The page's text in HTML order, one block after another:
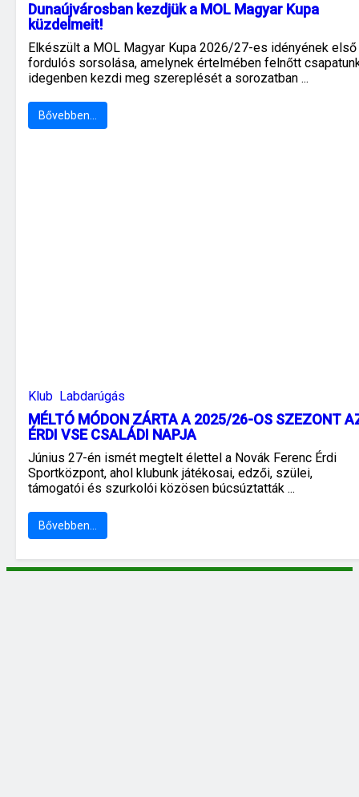
Dunaújvárosban kezdjük a MOL Magyar Kupa
küzdelmeit!
Elkészült a MOL Magyar Kupa 2026/27-es idényének első
fordulós sorsolása, amelynek értelmében felnőtt
idegenben kezdi meg szereplését a sorozatban ...
Bővebben…
Klub Labdarúgás
MÉLTÓ MÓDON ZÁRTA A 2025/26-OS SZEZONT
ÉRDI VSE CSALÁDI NAPJA
Június 27-én ismét megtelt élettel a Novák Ferenc Érdi
Sportközpont, ahol klubunk játékosai, edzői, szülei,
támogatói és szurkolói közösen búcsúztatták ...
Bővebben…